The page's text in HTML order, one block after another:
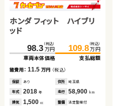
ホンダ フィット ハイブリ
ッド
98.3 （税込）
万円
車両本体価格
109.8 （税込）
万円
支払総額
諸費用：11.5 万円 （税込）
保証 あり 住所 埼玉県
年式 2018 年 走行 58,900 km
排気 1,500 cc 整備 法定整備付
ホンダ フリード
146.5 （税込）
万円
車両本体価格
162.6 （税込）
万円
支払総額
諸費用：16.1 万円 （税込）
保証 あり 住所 岩手県
年式 2016 年 走行 93,000 km
排気 1,500 cc 整備 法定整備付
トヨタ プリウス
239.7 （税込）
万円
車両本体価格
245.8 （税込）
万円
支払総額
諸費用：6.1万円（税込）
保証 なし 住所 岡山県
年式 2020 年 走行 41,400 km
排気 1,800 cc 整備 法定整備付
トヨタ ヴェルファイア ハ
イブリッド
675.0 （税込）
万円
車両本体価格
689.4 （税込）
万円
支払総額
諸費用：14.4 万円 （税込）
保証 あり 住所 岩手県
年式 2024 年 走行 15,500 km
排気 2,500 cc 整備 法定整備付